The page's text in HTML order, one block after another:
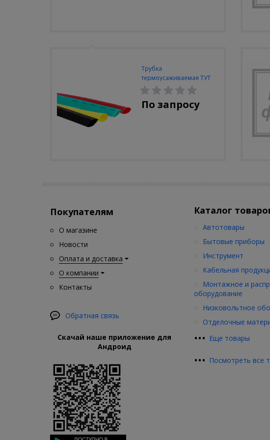
Трубка
термоусаживаемая ТУТ
ЭКФ 8/4 жел-зел (упак.
100м)
По запросу
Покупателям
О магазине
Новости
Оплата и доставка
О компании
Контакты
Обратная связь
Скачай наше приложение для
Андроид
Каталог
••• Еще товары
Автотовары
Бытовые приборы
Инструмент
Кабельная
Монтажное и
оборудование
Низковольтное
Отделочные
••• Посмотреть все